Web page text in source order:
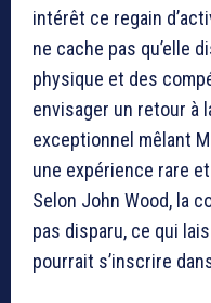
intérêt ce regain
ne cache pas qu’elle
physique et des
envisager un retour à
exceptionnel mêlant
une expérience rare
Selon John Wood, la
pas disparu, ce qui
pourrait s’inscrire